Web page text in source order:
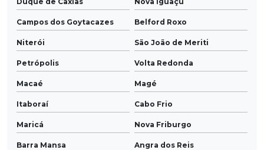
Campos dos Goytacazes Belford Roxo
Niterói São João de Meriti
Petrópolis Volta Redonda
Macaé Magé
Itaboraí Cabo Frio
Maricá Nova Friburgo
Barra Mansa Angra dos Reis